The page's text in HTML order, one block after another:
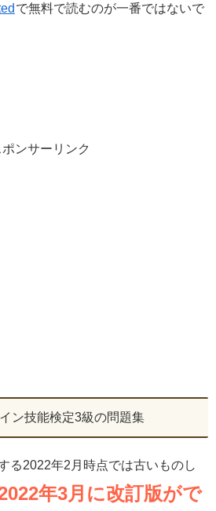
で無料で読むのが一番ではないで
ポンサーリンク
ン技能検定3級の問題集
る2022年2月時点では古いものし
年3月に改訂版がで